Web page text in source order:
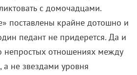
с домочадцами.
поставлены крайне дотошно и
педант не придерется. Да и
непростых отношениях между
не звездами уровня